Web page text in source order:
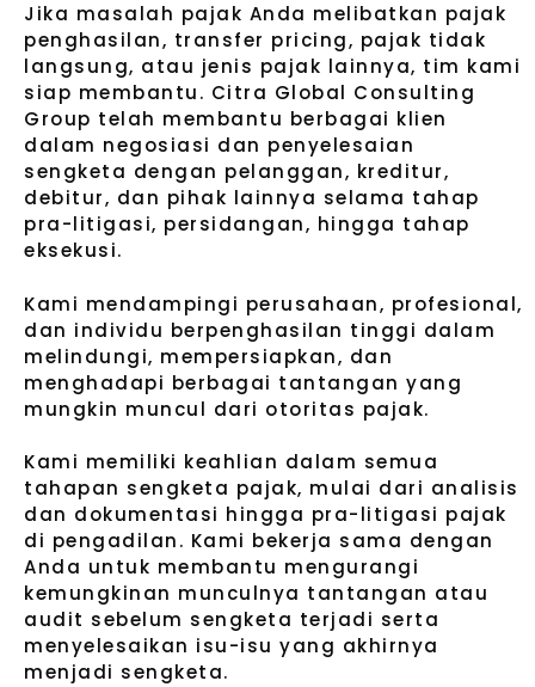
Jika masalah pajak Anda melibatkan pajak
penghasilan, transfer pricing, pajak tidak
langsung, atau jenis pajak lainnya, tim kami
siap membantu. Citra Global Consulting
Group telah membantu berbagai klien
dalam negosiasi dan penyelesaian
sengketa dengan pelanggan, kreditur,
debitur, dan pihak lainnya selama tahap
pra-litigasi, persidangan, hingga tahap
eksekusi.
Kami mendampingi perusahaan, profesional,
dan individu berpenghasilan tinggi dalam
melindungi, mempersiapkan, dan
menghadapi berbagai tantangan yang
mungkin muncul dari otoritas pajak.
Kami memiliki keahlian dalam semua
tahapan sengketa pajak, mulai dari analisis
dan dokumentasi hingga pra-litigasi pajak
di pengadilan. Kami bekerja sama dengan
Anda untuk membantu mengurangi
kemungkinan munculnya tantangan atau
audit sebelum sengketa terjadi serta
menyelesaikan isu-isu yang akhirnya
menjadi sengketa.